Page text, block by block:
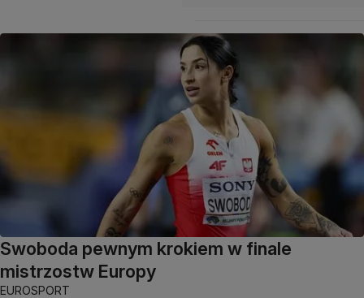
Swoboda pewnym krokiem w finale
mistrzostw Europy
EUROSPORT